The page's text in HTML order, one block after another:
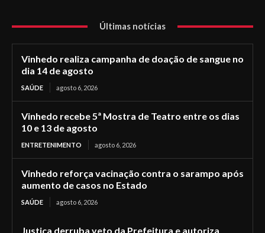
Últimas notícias
Vinhedo realiza campanha de doação de sangue no
dia 14 de agosto
SAÚDE agosto 6, 2026
Vinhedo recebe 5ª Mostra de Teatro entre os dias
10 e 13 de agosto
ENTRETENIMENTO agosto 6, 2026
Vinhedo reforça vacinação contra o sarampo após
aumento de casos no Estado
SAÚDE agosto 6, 2026
Justiça derruba veto da Prefeitura e autoriza